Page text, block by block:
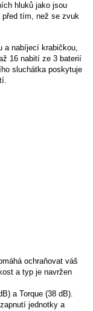
hluků jako jsou
tím, než se zvuk
a nabíjecí krabičkou,
16 nabití ze 3 baterií
sluchátka poskytuje
ochraňovat váš
a typ je navržen
a Torque (38 dB).
jednotky a